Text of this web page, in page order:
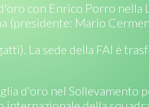
con Enrico Porro nella
(presidente: Mario
La sede della FAI è
d'oro nel Sollevamento